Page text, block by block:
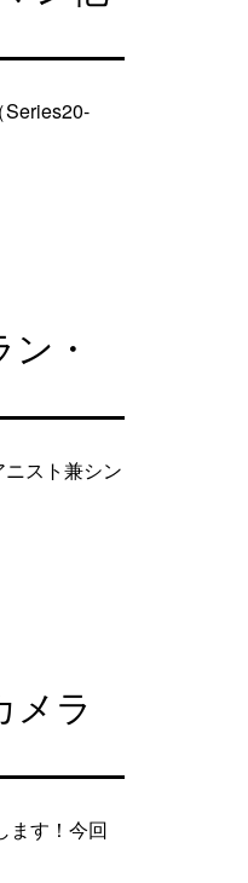
Series20-
・
スト兼シン
メラ
ます！今回